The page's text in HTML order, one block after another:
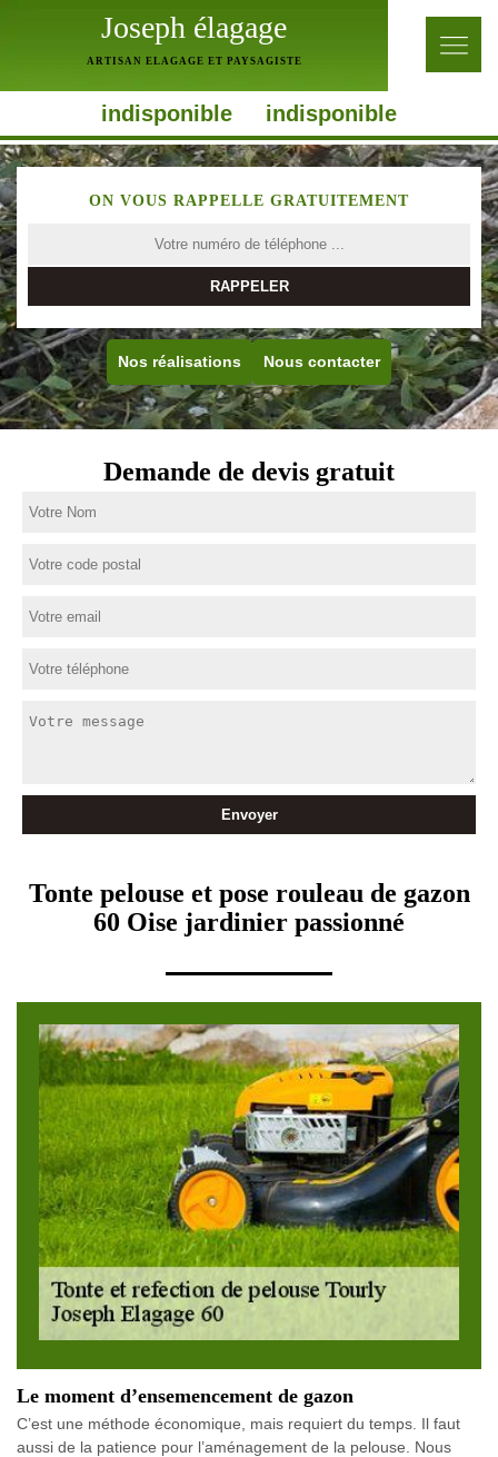
Joseph élagage
ARTISAN ELAGAGE ET PAYSAGISTE
indisponible indisponible
ON VOUS RAPPELLE GRATUITEMENT
Nos réalisations Nous contacter
Demande de devis gratuit
Tonte pelouse et pose rouleau de gazon
60 Oise jardinier passionné
Le moment d’ensemencement de gazon
C’est une méthode économique, mais requiert du temps. Il faut
aussi de la patience pour l’aménagement de la pelouse. Nous